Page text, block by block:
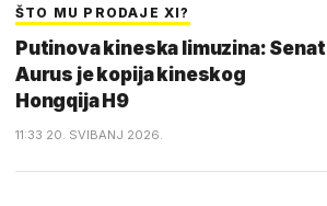
ŠTO MU PRODAJE XI?
Putinova kineska limuzina: Senat
Aurus je kopija kineskog
Hongqija H9
11:33 20. SVIBANJ 2026.